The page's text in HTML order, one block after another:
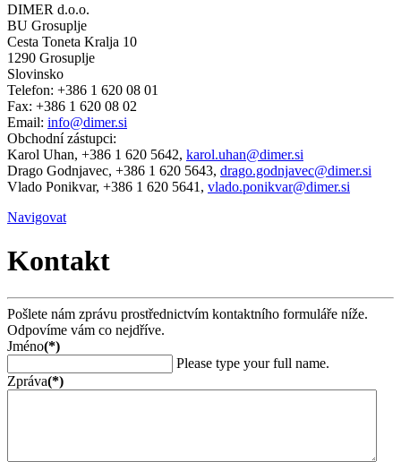
DIMER d.o.o.
BU Grosuplje
Cesta Toneta Kralja 10
1290 Grosuplje
Slovinsko
Telefon: +386 1 620 08 01
Fax: +386 1 620 08 02
Email: info@dimer.si
Obchodní zástupci:
Karol Uhan, +386 1 620 5642, karol.uhan@dimer.si
Drago Godnjavec, +386 1 620 5643, drago.godnjavec@dimer.si
Vlado Ponikvar, +386 1 620 5641, vlado.ponikvar@dimer.si
Navigovat
Kontakt
Pošlete nám zprávu prostřednictvím kontaktního formuláře níže.
Odpovíme vám co nejdříve.
Jméno(*)
Please type your full name.
Zpráva(*)